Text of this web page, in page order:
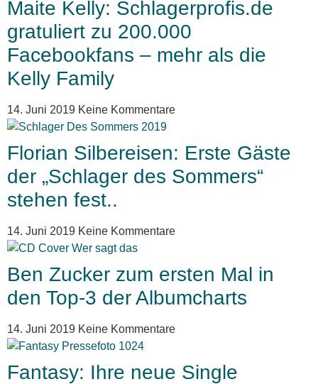
Maite Kelly: Schlagerprofis.de
gratuliert zu 200.000
Facebookfans – mehr als die
Kelly Family
14. Juni 2019 Keine Kommentare
Florian Silbereisen: Erste Gäste
der „Schlager des Sommers“
stehen fest..
14. Juni 2019 Keine Kommentare
Ben Zucker zum ersten Mal in
den Top-3 der Albumcharts
14. Juni 2019 Keine Kommentare
Fantasy: Ihre neue Single